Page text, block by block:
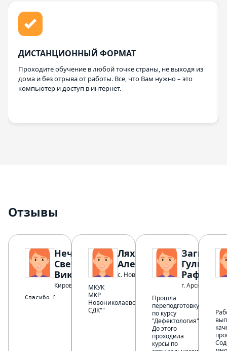
ДИСТАНЦИОННЫЙ ФОРМАТ
Проходите обучение в любой точке страны, не выходя из
дома и без отрыва от работы. Все, что Вам нужно – это
компьютер и доступ в интернет.
Отзывы
Нечипорук
Светлана
Викторовна
Кировск
Спасибо Вам огромное за доступный материал и за
Ляхвацкая Яна
Александровна
с. Новониколаевка
МКУК
МКР
Новониколаевский
СДК""
Гульнара
г. Арск
Прошла
переподготовку
по курсу
"Дефектология".
До этого
проходила
курсы по